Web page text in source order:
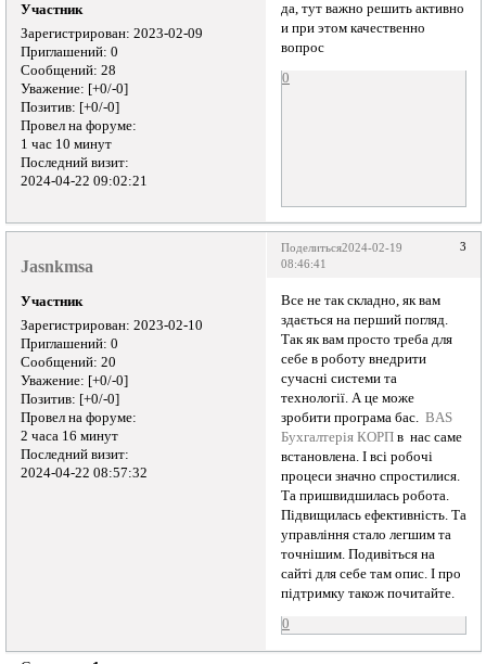
Участник
Зарегистрирован: 2023-02-09
Приглашений: 0
Сообщений: 28
Уважение: [+0/-0]
Позитив: [+0/-0]
Провел на форуме:
1 час 10 минут
Последний визит:
2024-04-22 09:02:21
да, тут важно решить активно
и при этом качественно
вопрос
0
Поделиться 3
2024-02-19
08:46:41
Jasnkmsa
Участник
Зарегистрирован: 2023-02-10
Приглашений: 0
Сообщений: 20
Уважение: [+0/-0]
Позитив: [+0/-0]
Провел на форуме:
2 часа 16 минут
Последний визит:
2024-04-22 08:57:32
Все не так складно, як вам
здається на перший погляд.
Так як вам просто треба для
себе в роботу внедрити
сучасні системи та
технології. А це може
зробити програма бас.BAS
Бухгалтерія КОРП в нас саме
встановлена. І всі робочі
процеси значно спростилися.
Та пришвидшилась робота.
Підвищилась ефективність. Та
управління стало легшим та
точнішим. Подивіться на
сайті для себе там опис. І про
підтримку також почитайте.
0